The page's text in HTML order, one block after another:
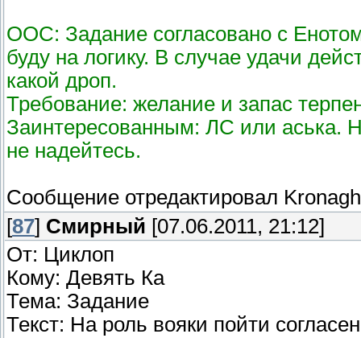
ООС: Задание согласовано с
буду на логику. В случае удачи
какой дроп.
Требование: желание и запас
Заинтересованным: ЛС или аська.
не надейтесь.
Сообщение отредактировал
[87] Смирный [07.06.2011, 21:12]
От: Циклоп
Кому: Девять Ка
Тема: Задание
Текст: На роль вояки пойти